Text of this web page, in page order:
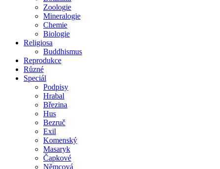
Zoologie
Mineralogie
Chemie
Biologie
Religiosa
Buddhismus
Reprodukce
Různé
Speciál
Podpisy
Hrabal
Březina
Hus
Bezruč
Exil
Komenský
Masaryk
Čapkové
Němcová